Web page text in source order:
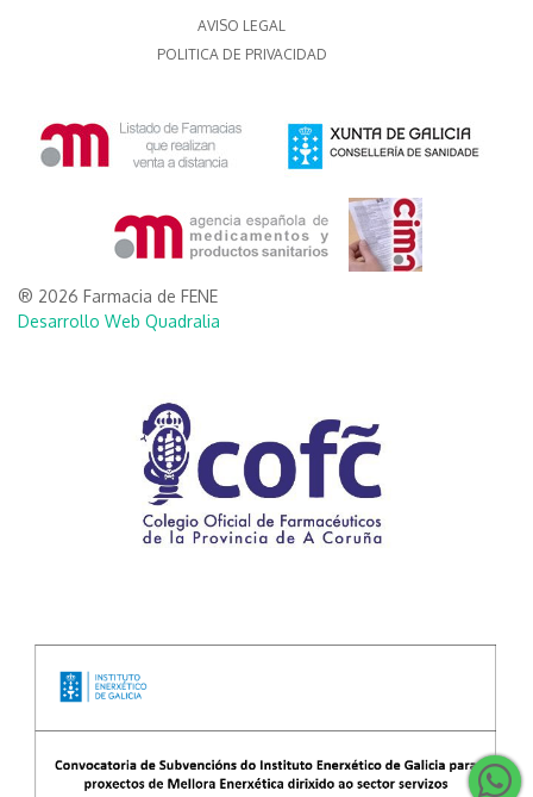
AVISO LEGAL
POLITICA DE PRIVACIDAD
® 2026 Farmacia de FENE
Desarrollo Web Quadralia